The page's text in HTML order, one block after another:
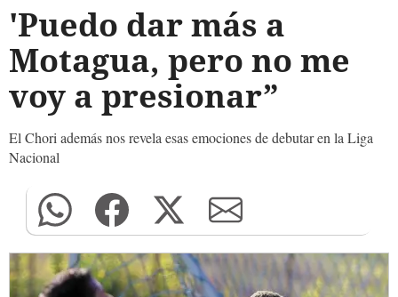
'Puedo dar más a
Motagua, pero no me
voy a presionar”
El Chori además nos revela esas emociones de debutar en la Liga
Nacional